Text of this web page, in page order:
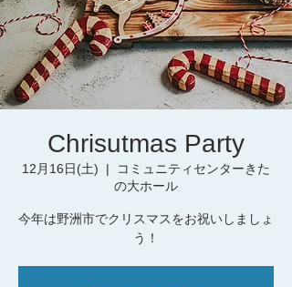
Chrisutmas Party
12月16日(土)
  |
コミュニティセンターきた
の大ホール
今年は野洲市でクリスマスをお祝いしましょ
う！